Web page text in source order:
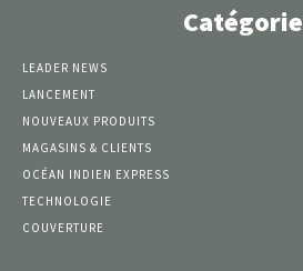
LEADER NEWS
LANCEMENT
NOUVEAUX PRODUITS
MAGASINS & CLIENTS
OCÉAN INDIEN EXPRESS
TECHNOLOGIE
COUVERTURE